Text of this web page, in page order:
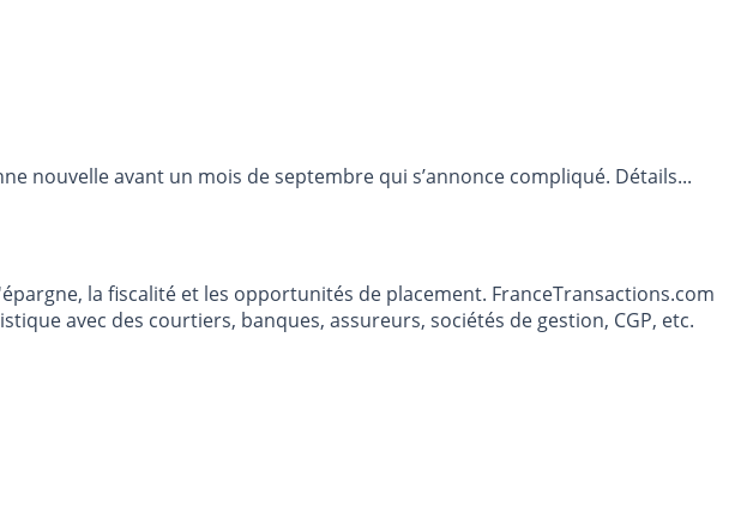
nouvelle avant un mois de septembre qui s’annonce compliqué. Détails...
la fiscalité et les opportunités de placement. FranceTransactions.com
avec des courtiers, banques, assureurs, sociétés de gestion, CGP, etc.